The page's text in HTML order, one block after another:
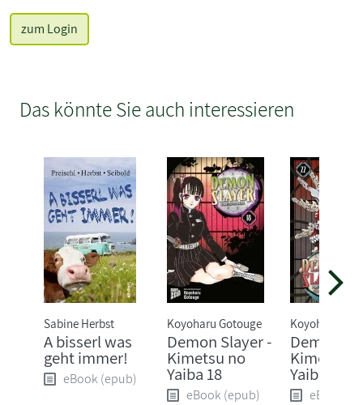
zum Login
Das könnte Sie auch interessieren
Sabine Herbst
A bisserl was
geht immer!
eBook (epub)
Koyoharu Gotouge
Demon Slayer -
Kimetsu no
Yaiba 18
eBook (epub)
Koyoharu
Demon
Kimetsu
Yaiba 22
eBook